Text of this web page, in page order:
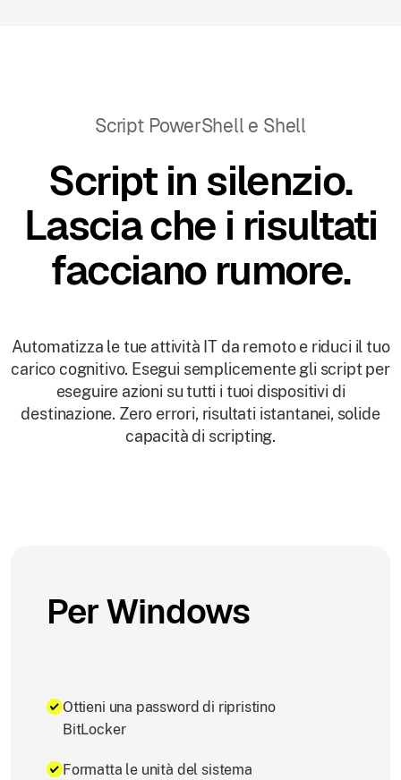
Script PowerShell e Shell
Script in silenzio.
Lascia che i risultati
facciano rumore.
Automatizza le tue attività IT da remoto e riduci il tuo
carico cognitivo. Esegui semplicemente gli script per
eseguire azioni su tutti i tuoi dispositivi di
destinazione. Zero errori, risultati istantanei, solide
capacità di scripting.
Per Windows
Ottieni una password di ripristino
BitLocker
Formatta le unità del sistema